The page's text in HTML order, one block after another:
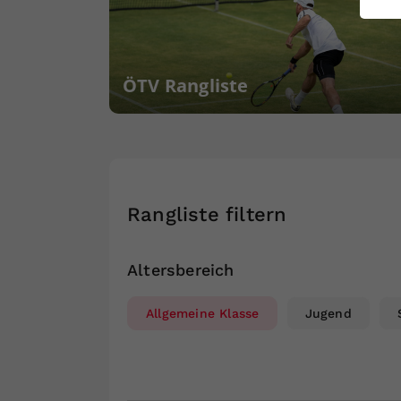
ÖTV Rangliste
Rangliste filtern
Altersbereich
Allgemeine Klasse Jugend